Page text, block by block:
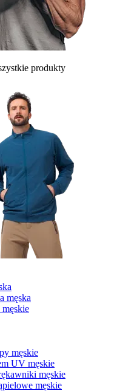
produkty
męska
męskie
UV męskie
męskie
męskie